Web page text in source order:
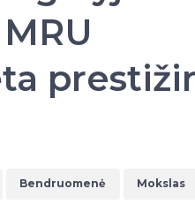
Bendruomenė Mokslas